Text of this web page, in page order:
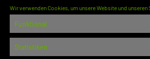
Wir verwenden Cookies, um unsere Website und unseren
Funktional
Statistiken
FamilienR(194)
HandelsR
ImmobilienR(79)
InsolvenzR